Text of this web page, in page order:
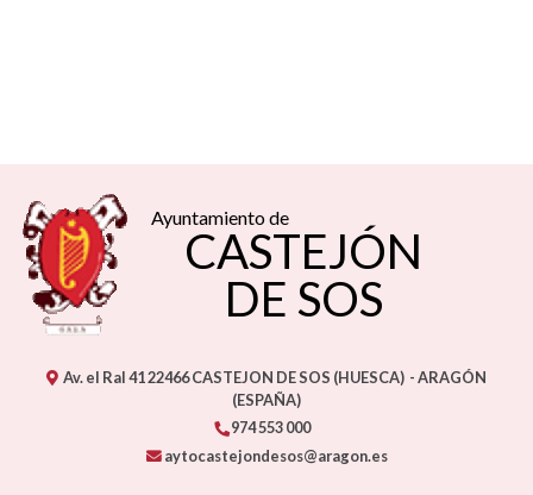
Ayuntamiento de
CASTEJÓN
DE SOS
Av. el Ral 4122466CASTEJON DE SOS (HUESCA) - ARAGÓN
(ESPAÑA)
974 553 000
aytocastejondesos@aragon.es